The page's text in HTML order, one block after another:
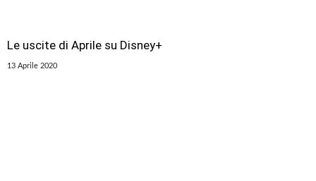
Le uscite di Aprile su Disney+
13 Aprile 2020